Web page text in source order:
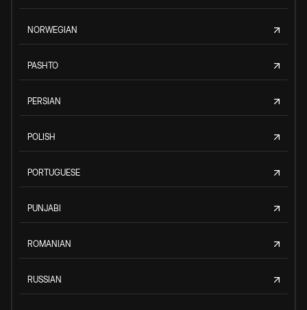
NORWEGIAN
PASHTO
PERSIAN
POLISH
PORTUGUESE
PUNJABI
ROMANIAN
RUSSIAN